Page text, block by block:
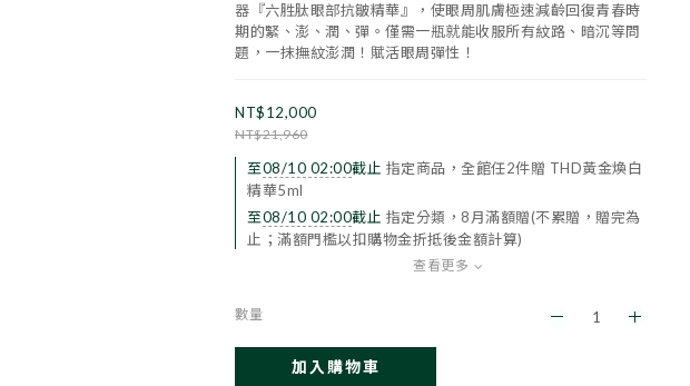
器『六胜肽眼部抗皺精華』，使眼周肌膚極速減齡回復青春時
期的緊、澎、潤、彈。僅需一瓶就能收服所有紋路、暗沉等問
題，一抹撫紋澎潤！賦活眼周彈性！
NT$12,000
NT$21,960
至08/10 02:00截止 指定商品，全館任2件贈 THD黃金煥白
精華5ml
至08/10 02:00截止 指定分類，8月滿額贈(不累贈，贈完為
止；滿額門檻以扣購物金折抵後金額計算)
查看更多
數量
加入購物車